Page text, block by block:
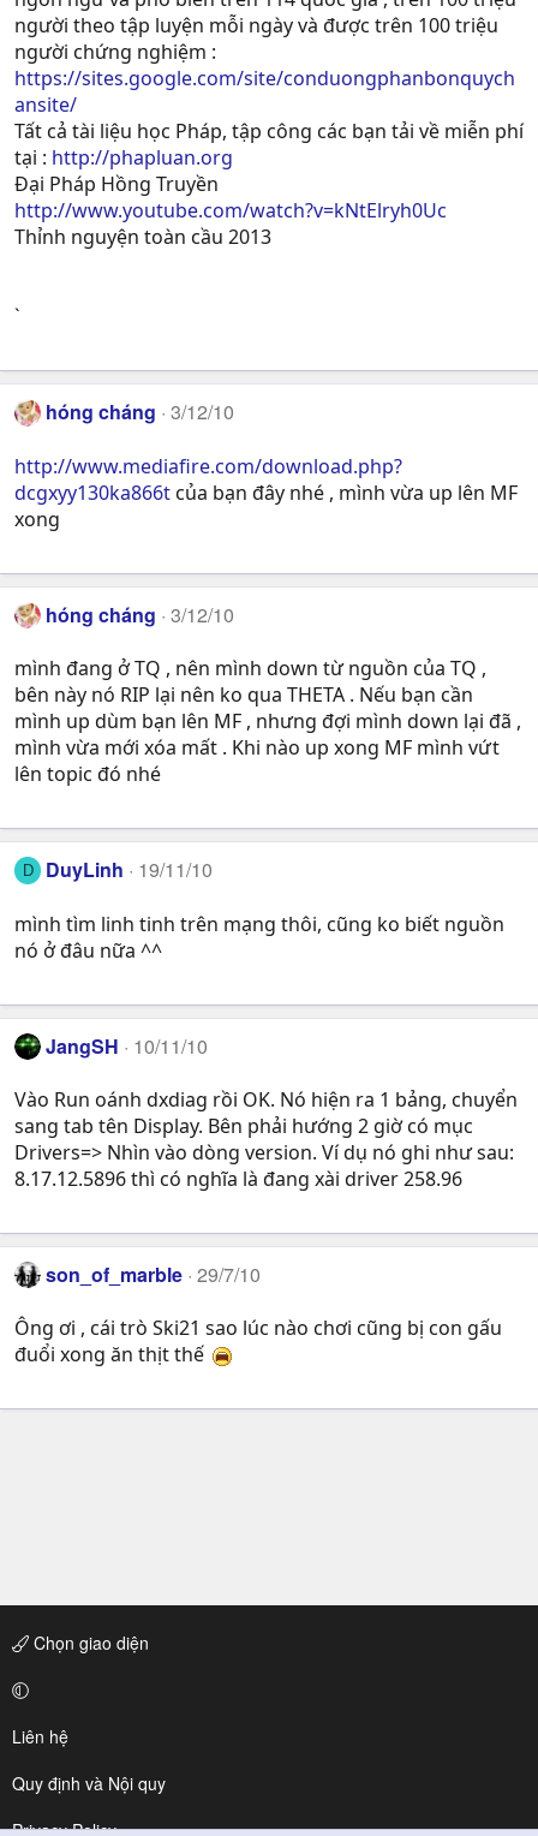
người theo tập luyện mỗi ngày và được trên 100 triệu
người chứng nghiệm :
https://sites.google.com/site/conduongphanbonquych
ansite/
Tất cả tài liệu học Pháp, tập công các bạn tải về miễn phí
tại : http://phapluan.org
Đại Pháp Hồng Truyền
http://www.youtube.com/watch?v=kNtElryh0Uc
Thỉnh nguyện toàn cầu 2013
`
hóng cháng 3/12/10
http://www.mediafire.com/download.php?
dcgxyy130ka866tcủa bạn đây nhé , mình vừa up lên MF
xong
hóng cháng 3/12/10
mình đang ở TQ , nên mình down từ nguồn của TQ ,
bên này nó RIP lại nên ko qua THETA . Nếu bạn cần
mình up dùm bạn lên MF , nhưng đợi mình down lại đã ,
mình vừa mới xóa mất . Khi nào up xong MF mình vứt
lên topic đó nhé
D DuyLinh 19/11/10
mình tìm linh tinh trên mạng thôi, cũng ko biết nguồn
nó ở đâu nữa ^^
JangSH 10/11/10
Vào Run oánh dxdiag rồi OK. Nó hiện ra 1 bảng, chuyển
sang tab tên Display. Bên phải hướng 2 giờ có mục
Drivers=> Nhìn vào dòng version. Ví dụ nó ghi như sau:
8.17.12.5896 thì có nghĩa là đang xài driver 258.96
son_of_marble 29/7/10
Ông ơi , cái trò Ski21 sao lúc nào chơi cũng bị con gấu
đuổi xong ăn thịt thế
Chọn giao diện
Liên hệ
Quy định và Nội quy
Privacy Policy